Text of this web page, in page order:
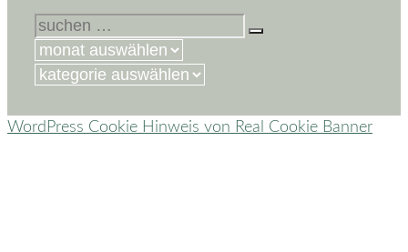
suchen
nach:
kategorien
WordPress Cookie Hinweis von Real Cookie Banner